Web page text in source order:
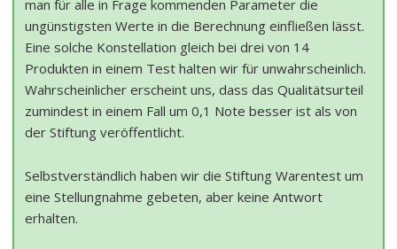
man für alle in Frage kommenden Parameter die
ungünstigsten Werte in die Berechnung einfließen lässt.
Eine solche Konstellation gleich bei drei von 14
Produkten in einem Test halten wir für unwahrscheinlich.
Wahrscheinlicher erscheint uns, dass das Qualitätsurteil
zumindest in einem Fall um 0,1 Note besser ist als von
der Stiftung veröffentlicht.
Selbstverständlich haben wir die Stiftung Warentest um
eine Stellungnahme gebeten, aber keine Antwort
erhalten.